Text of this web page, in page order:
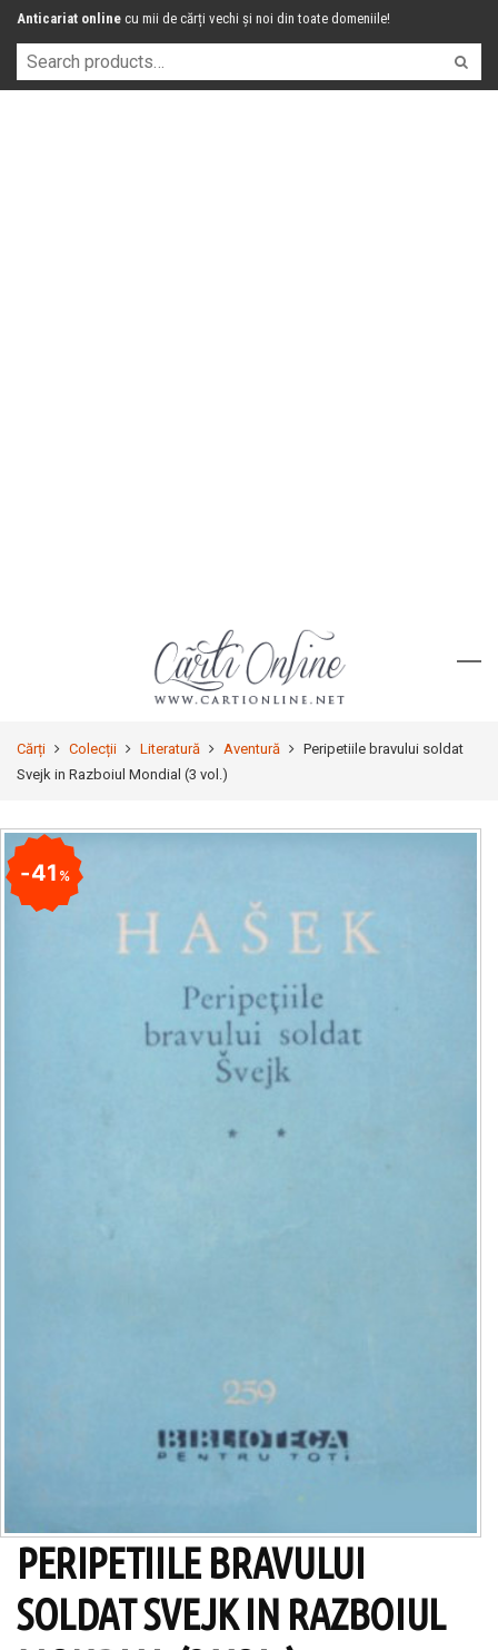
Anticariat online cu mii de cărți vechi și noi din toate domeniile!
Cărți Colecții Literatură Aventură
Peripetiile bravului soldat
Svejk in Razboiul Mondial (3 vol.)
41%
PERIPETIILE BRAVULUI
SOLDAT SVEJK IN RAZBOIUL